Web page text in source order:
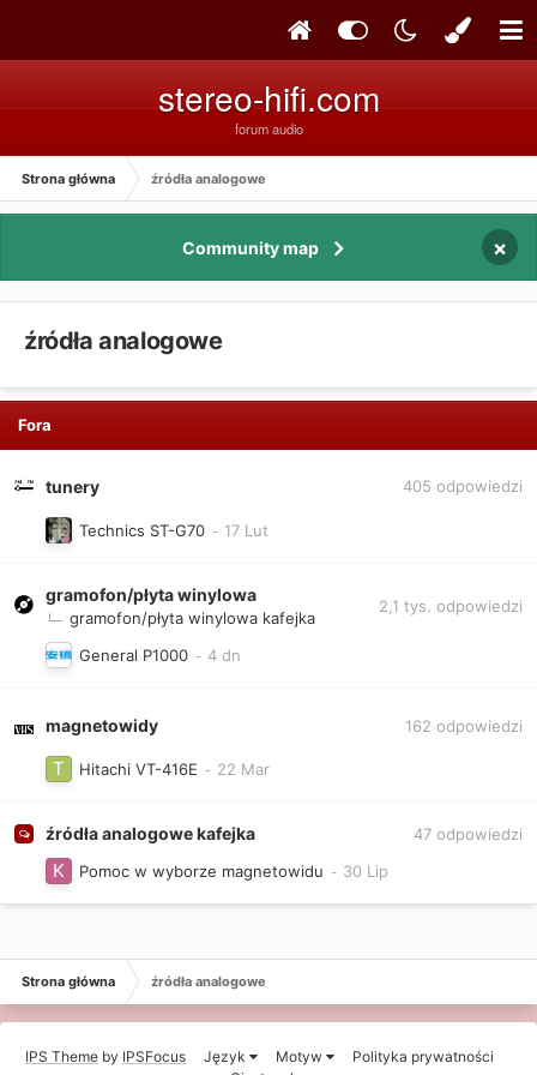
stereo-hifi.com
forum audio
Strona główna źródła analogowe
Community map ×
źródła analogowe
Fora
tunery 405 odpowiedzi
Technics ST-G70
gramofon/płyta winylowa
gramofon/płyta winylowa kafejka
2,1 tys. odpowiedzi
General P1000
magnetowidy 162 odpowiedzi
Hitachi VT-416E
źródła analogowe kafejka 47 odpowiedzi
Pomoc w wyborze magnetowidu
Strona główna źródła analogowe
IPS Theme by IPSFocus Język Motyw
Polityka prywatności